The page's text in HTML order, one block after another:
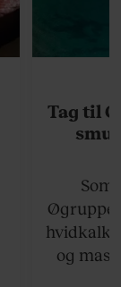
Tag til
og